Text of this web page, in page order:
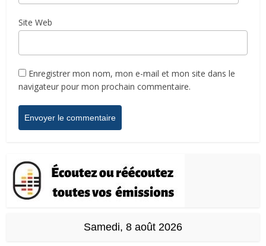
Site Web
Enregistrer mon nom, mon e-mail et mon site dans le
navigateur pour mon prochain commentaire.
Samedi, 8 août 2026